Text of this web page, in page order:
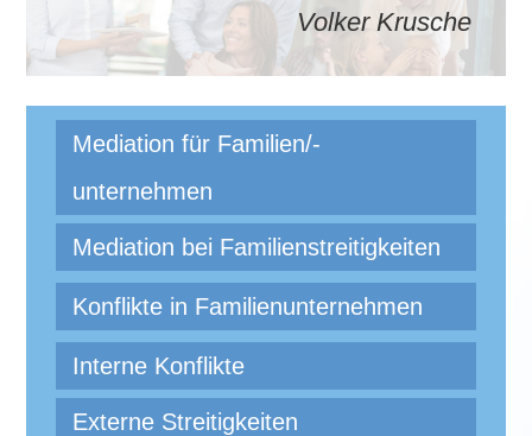
Volker Krusche
Mediation für Familien/-
unternehmen
Mediation bei Familienstreitigkeiten
Konflikte in Familienunternehmen
Interne Konflikte
Externe Streitigkeiten